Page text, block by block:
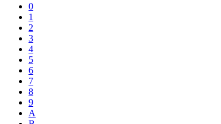
0
1
2
3
4
5
6
7
8
9
A